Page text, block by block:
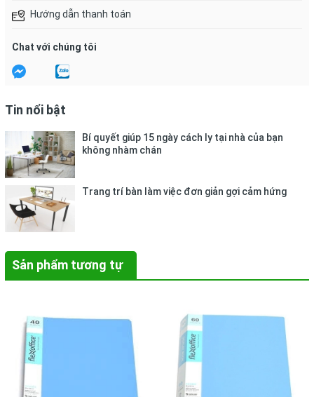
Kích thước: 307 x 240 x 25mm.- Quy cách: 1 bìa / túi PP.- Bảo
nguồn nhiệt, dầu mỡ.
Hướng dẫn thanh toán
Chat với chúng tôi
Tin nổi bật
Bí quyết giúp 15 ngày cách ly tại nhà của bạn
không nhàm chán
Trang trí bàn làm việc đơn giản gợi cảm hứng
Sản phẩm tương tự